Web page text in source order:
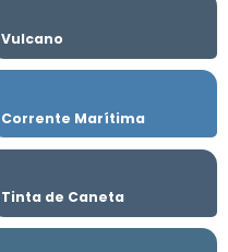
Vulcano
Corrente Marítima
Tinta de Caneta